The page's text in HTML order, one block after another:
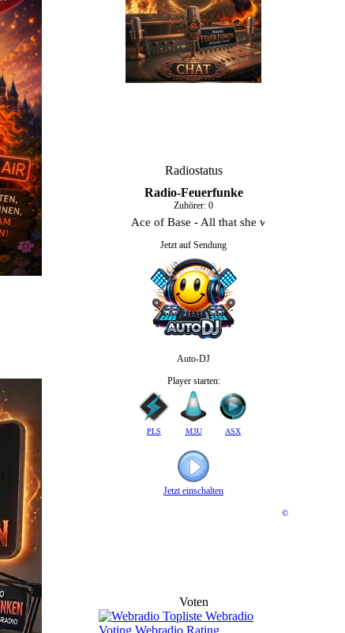
Radiostatus
Radio-Feuerfunke
Zuhörer: 0
Ace of Base - All that she wants
Jetzt auf Sendung
Auto-DJ
Player starten:
PLS M3U ASX
Jetzt einschalten
©
Voten